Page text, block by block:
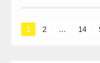
Navegação
1 2 … 14